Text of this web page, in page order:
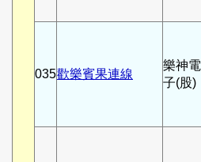
035歡樂賓果連線
樂神電
子(股)